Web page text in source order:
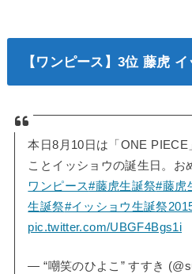
【ワンピース】3位 藤虎
本日8月10日は「ONE
ことイッショウの誕生日。お
ワンピース#藤虎生誕祭#藤虎
生誕祭#イッショウ生誕祭
pic.twitter.com/UBGF4Bgs1i
— “嘲笑のひよこ” すすき